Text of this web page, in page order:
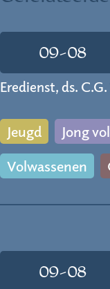
09-08
Eredienst, ds.
Jeugd
Jong
Volwassenen
09-08